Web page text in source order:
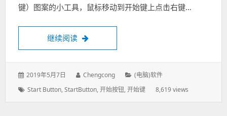
键）图案的小工具，鼠标移动到开始键上点击右键…
继续阅读 个性化开始按钮工具——《开始键》正式发
发
于：
2019年5月7日
作
Chengcong
分
类：
(电脑)软件
标
Start Button,StartButton,开始按钮,开始键 8,619 views